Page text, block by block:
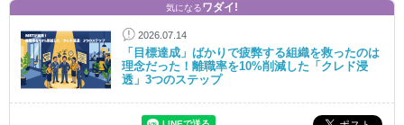
気になるワダイ!
2026.07.14
「目標達成」ばかりで疲弊する組織を救ったのは
理念だった！離職率を10%削減した「クレド浸
透」3つのステップ